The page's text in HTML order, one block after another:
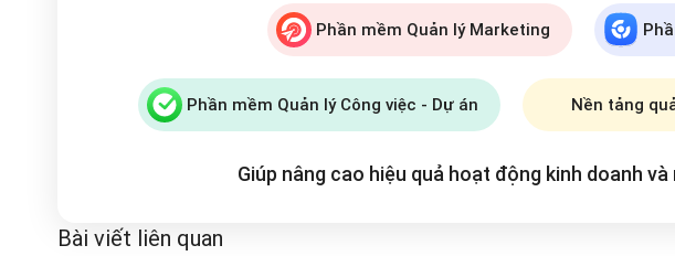
Phần mềm Quản lý Marketing
Phần mềm Quản lý Công việc - Dự án Nền tảng
Giúp nâng cao hiệu quả hoạt động kinh doanh
Bài viết liên quan